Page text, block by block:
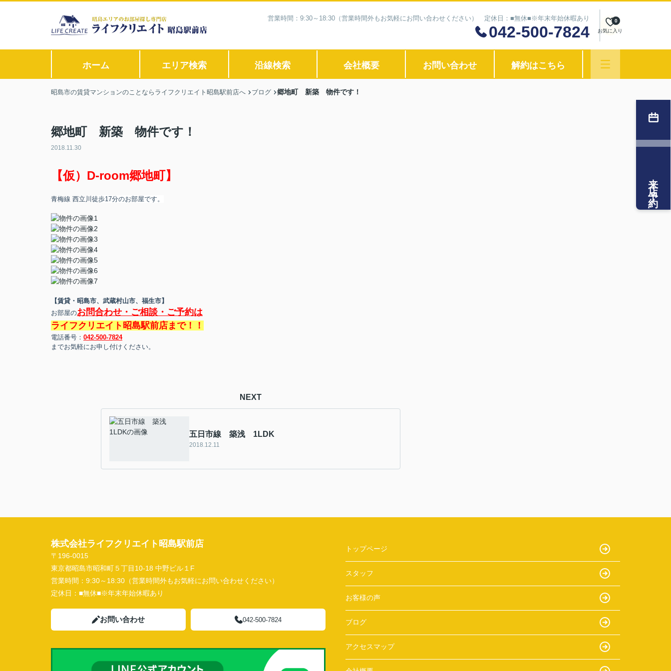
営業時間：9:30～18:30（営業時間外もお気軽にお問い合わせください） 定休日：■無休■※年末年始休暇あり
042-500-7824 お気に入り
0
ホーム エリア検索 沿線検索 会社概要 お問い合わせ 解約はこちら
昭島市の賃貸マンションのことならライフクリエイト昭島駅前店へ ブログ 郷地町 新築 物件です！
郷地町 新築 物件です！
2018.11.30
【仮）D-room郷地町】
青梅線 西立川 徒歩17分のお部屋です。
【賃貸・昭島市、武蔵村山市、福生市】
お部屋のお問合わせ・ご相談・ご予約は
ライフクリエイト昭島駅前店まで！！
電話番号： 042-500-7824
までお気軽にお申し付けください。
NEXT
五日市線 築浅 1LDK
2018.12.11
来店予約
株式会社ライフクリエイト昭島駅前店
〒196-0015
東京都昭島市昭和町５丁目10-18 中野ビル１F
営業時間： 9:30～18:30（営業時間外もお気軽にお問い合わせください）
定休日： ■無休■※年末年始休暇あり
お問い合わせ 042-500-7824
トップページ
スタッフ
お客様の声
ブログ
アクセスマップ